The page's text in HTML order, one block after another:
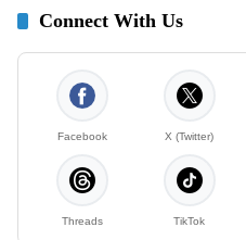
Connect With Us
Facebook X (Twitter)
Threads TikTok